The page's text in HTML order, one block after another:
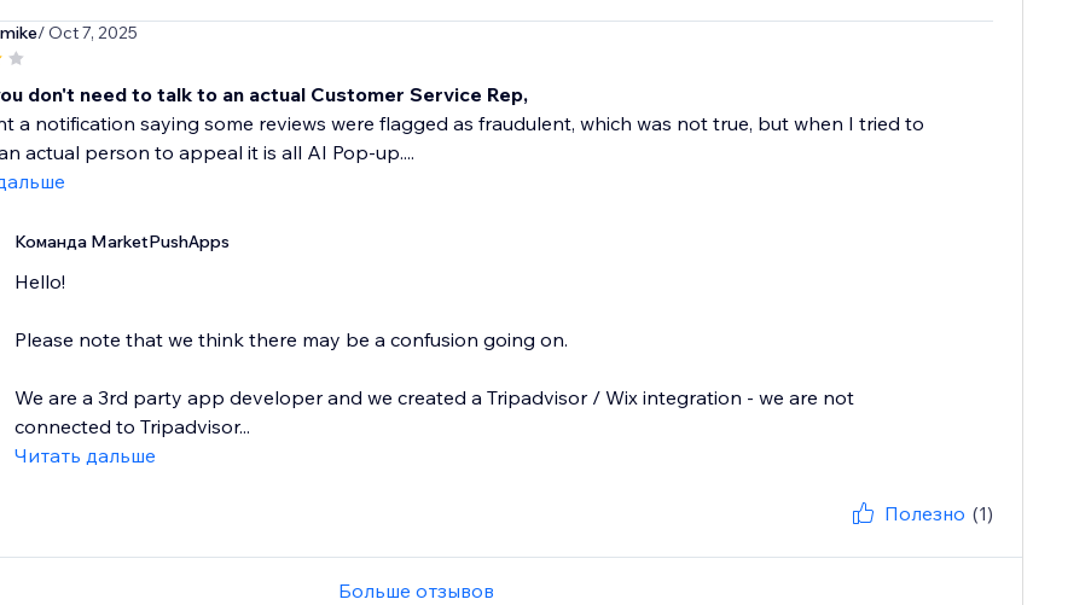
/ Oct 7, 2025
don't need to talk to an actual Customer Service Rep,
a notification saying some reviews were flagged as fraudulent, which was not true, but when I tried to
actual person to appeal it is all AI Pop-up....
Команда MarketPushApps
Hello!
Please note that we think there may be a confusion going on.
We are a 3rd party app developer and we created a Tripadvisor / Wix integration - we are not
connected to Tripadvisor...
Читать дальше
Полезно (1)
Больше отзывов